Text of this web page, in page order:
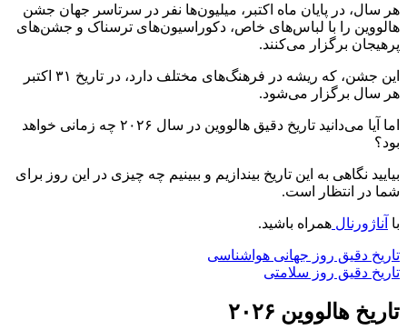
هر سال، در پایان ماه اکتبر، میلیون‌ها نفر در سرتاسر جهان جشن
هالووین را با لباس‌های خاص، دکوراسیون‌های ترسناک و جشن‌های
پرهیجان برگزار می‌کنند.
این جشن، که ریشه در فرهنگ‌های مختلف دارد، در تاریخ ۳۱ اکتبر
هر سال برگزار می‌شود.
اما آیا می‌دانید تاریخ دقیق هالووین در سال ۲۰۲۶ چه زمانی خواهد
بود؟
بیایید نگاهی به این تاریخ بیندازیم و ببینیم چه چیزی در این روز برای
شما در انتظار است.
با آناژورنال همراه باشید.
تاریخ دقیق روز جهانی هواشناسی
تاریخ دقیق روز سلامتی
تاریخ هالووین ۲۰۲۶